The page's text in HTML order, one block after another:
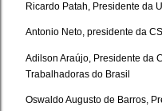
Ricardo Patah, Presidente da
Antonio Neto, presidente da
Adilson Araújo, Presidente da
Trabalhadoras do Brasil
Oswaldo Augusto de Barros,